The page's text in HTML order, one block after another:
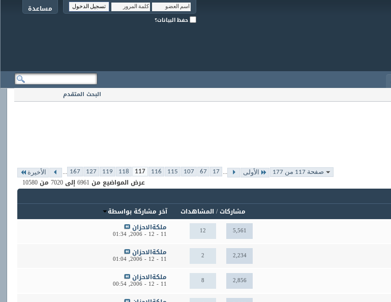
مساعدة
حفظ البيانات؟
البحث المتقدم
صفحة 117 من 177 الأولى ...
17
67
107
115
116
117
118
119
127
167
... الأخيرة
عرض المواضيع من 6961 إلى 7020 من 10580
مشاركات/ المشاهدات آخر مشاركة بواسطة
12 5,561 ملكةالاحزان
11 - 12 - 2006,
01:34
2 2,234 ملكةالاحزان
11 - 12 - 2006,
01:04
8 2,856 ملكةالاحزان
11 - 12 - 2006,
00:54